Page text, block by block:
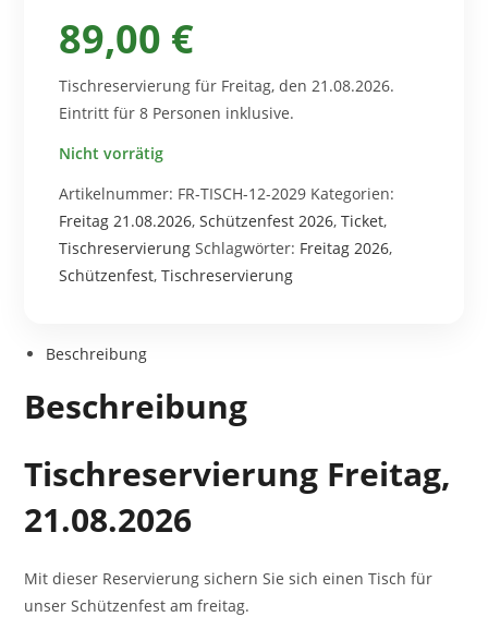
89,00 €
Tischreservierung für Freitag, den 21.08.2026.
Eintritt für 8 Personen inklusive.
Nicht vorrätig
Artikelnummer: FR-TISCH-12-2029 Kategorien:
Freitag 21.08.2026,Schützenfest 2026,Ticket,
Tischreservierung Schlagwörter: Freitag 2026,
Schützenfest,Tischreservierung
Beschreibung
Beschreibung
Tischreservierung Freitag,
21.08.2026
Mit dieser Reservierung sichern Sie sich einen Tisch für
unser Schützenfest am freitag.